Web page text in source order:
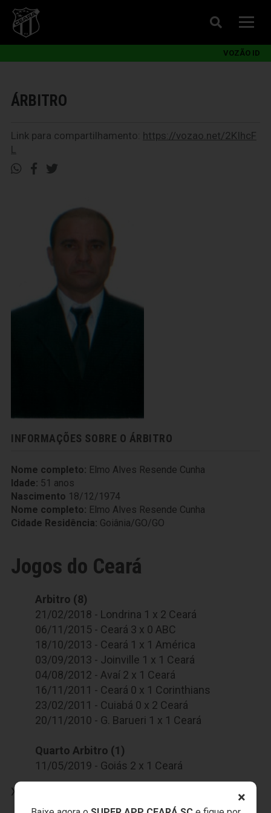
×
VOZÃO ID
ÁRBITRO
Link para compartilhamento: https://vozao.net/2KIhcF
L
INFORMAÇÕES SOBRE O ÁRBITRO
Nome completo: Elmo Alves Resende Cunha
Idade: 51 anos
Nascimento 18/12/1974
Nome completo: Elmo Alves Resende Cunha
Cidade Residência: Goiânia/GO/GO
Jogos do Ceará
Arbitro (8)
21/02/2018 - Londrina 1 x 2 Ceará
06/11/2015 - Ceará 3 x 0 ABC
18/10/2013 - Ceará 1 x 1 América
03/09/2013 - Joinville 1 x 1 Ceará
04/08/2012 - Avaí 2 x 1 Ceará
16/11/2011 - Ceará 0 x 1 Corinthians
23/02/2011 - Cuiabá 0 x 2 Ceará
20/11/2010 - G. Barueri 1 x 1 Ceará
Quarto Arbitro (1)
11/05/2019 - Goiás 2 x 1 Ceará
X